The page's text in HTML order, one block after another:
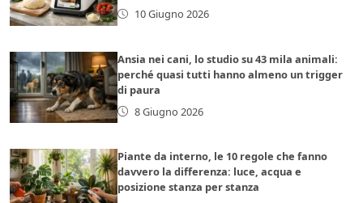
10 Giugno 2026
Ansia nei cani, lo studio su 43 mila animali:
perché quasi tutti hanno almeno un trigger
di paura
8 Giugno 2026
Piante da interno, le 10 regole che fanno
davvero la differenza: luce, acqua e
posizione stanza per stanza